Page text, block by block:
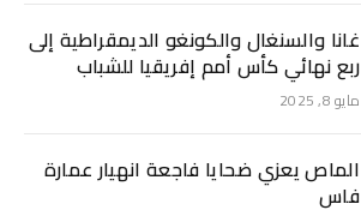
غانا والسنغال والكونغو الديمقراطية إلى
ربع نهائي كأس أمم إفريقيا للشباب
مايو 8, 2025
الماص يعزي ضحايا فاجعة انهيار عمارة
فاس